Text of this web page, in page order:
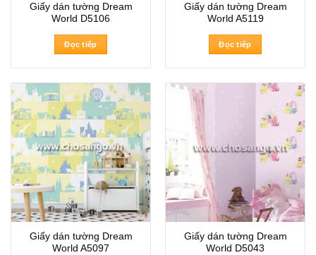
Giấy dán tường Dream
World D5106
Đọc tiếp
Giấy dán tường Dream
World A5119
Đọc tiếp
Giấy dán tường Dream
World A5097
Giấy dán tường Dream
World D5043